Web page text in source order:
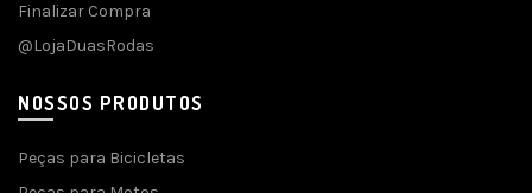
Finalizar Compra
@LojaDuasRodas
NOSSOS PRODUTOS
Peças para Bicicletas